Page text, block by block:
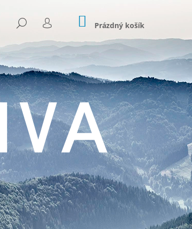
HLEDAT
PŘIHLÁŠENÍ
NÁKUPNÍ
KOŠÍK
Prázdný košík